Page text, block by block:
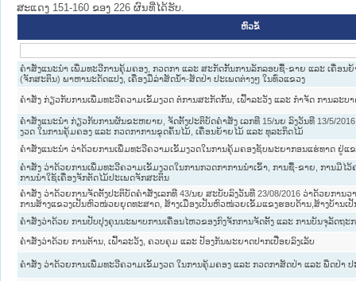
ສະແດງ 151-160 ຂອງ 226 ຜົນທີ່ໄດ້ຮັບ.
ຫົວຂໍ້
ຄໍາສັ່ງແນະນໍາ ເພີ່ມທະວີການຄຸ້ມຄອງ, ກວດກາ ແລະ ສະກັດກັ້ນການລັກລອບຊື້-ຂາຍ ແລະ ເຄື່ອນ
(ຈັກສະຕິນ) ພາຫານະດັດແປງ, ເຄື່ອງມືລ່າສັດນໍ້າ-ສັດປ່າ ປະເພດຕ່າງໆ ໃນທົ່ວແຂວງ
ຄຳສັ່ງ ກ່ຽວກັບການເພີ່ມທະວີຄວາມເຂັ້ມງວດ ຕໍ່ການສະກັດກັ້ນ, ເຝົ້າລະວັງ ແລະ ກຳຈັດ ການລະ
ຄຳສັ່ງແນະນຳ ກ່ຽວກັບການຜັນຂະຫຍາຍ, ຈັດຕັ້ງປະຕິບັດຄຳສັ່ງ ເລກທີ 15/ນຍ ລົງວັນທີ 13/5/
ງວດ ໃນການຄຸ້ມຄອງ ແລະ ກວດກາການຂຸດຄົ້ນໄມ້, ເຄື່ອນຍ້າຍໄມ້ ແລະ ທຸລະກິດໄມ້
ຄຳສັ່ງແນະນຳ ວ່າດ້ວຍການເພີ່ມທະວີຄວາມເຂັ້ມງວດໃນການຄຸ້ມຄອງຊັບພະຍາກອນແຮ່ທາດ ຢູ່ແຂ
ຄໍາສັ່ງ ວ່າດ້ວຍການເພີ່ມທະວີຄວາມເຂັ້ມງວດໃນການກວດກາການນໍາເຂົ້າ, ການຊື້-ຂາຍ, ການມີໄ
ການນໍາໃຊ້ເຄື່ອງຈັກຕັດໄມ້ປະເພດຈັກສະຕິນ
ຄຳສັ່ງ ວ່າດ້ວຍການຈັດຕັ້ງປະຕິບັດຄຳສັ່ງເລກທີ 43/ນຍ ສະບັບລົງວັນທີ 23/08/2016 ວ່າດ້ວຍການ
ການສ້າງແຂວງເປັນຫົວໜ່ວຍຍຸດທະສາດ, ສ້າງເມືອງເປັນຫົວໜ່ວຍເຂັ້ມແຂງຮອບດ້ານ,ສ້າງບ້ານ
ຄຳສັ່ງວ່າດ້ວຍ ການປັບປຸງຄຸນນະພາບການເຄື່ອນໄຫວຂອງກົງຈັກການຈັດຕັ້ງ ແລະ ການບັນຈຸລັດຖະ
ຄຳສັ່ງວ່າດ້ວຍ ການຕ້ານ, ເຝົ້າລະວັງ, ຄວບຄຸມ ແລະ ປ້ອງກັນພະຍາດປາກເປື່ອຍລົງເລັບ
ຄຳສັ່ງ ວ່າດ້ວຍການເພີ່ມທະວີຄວາມເຂັ້ມງວດ ໃນການຄຸ້ມຄອງ ແລະ ກວດກາສັດປ່າ ແລະ ພືດປ່າ